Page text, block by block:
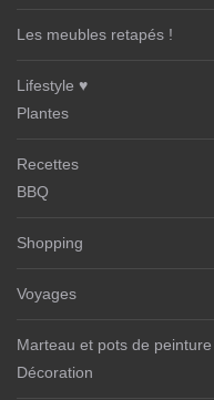
Les meubles retapés !
Lifestyle ♥
Plantes
Recettes
BBQ
Shopping
Voyages
Marteau et pots de peinture
Décoration